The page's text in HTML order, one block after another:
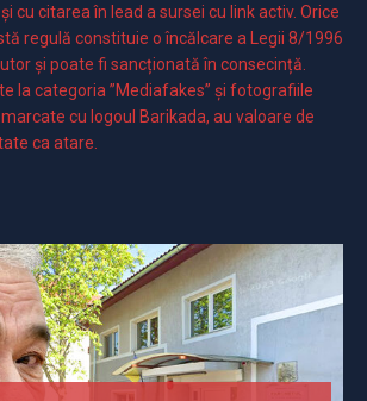
cu citarea în lead a sursei cu link activ. Orice
regulă constituie o încălcare a Legii 8/1996
și poate fi sancționată în consecință.
la categoria ”Mediafakes” și fotografiile
cu logoul Barikada, au valoare de
ca atare.